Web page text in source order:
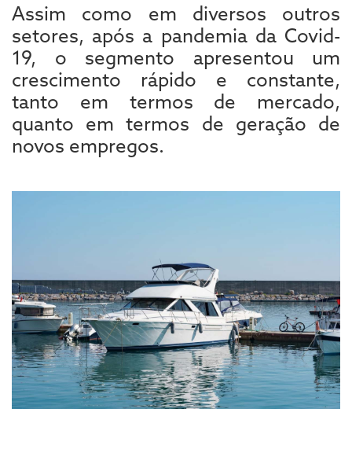
Assim como em diversos outros
setores, após a pandemia da Covid-
19, o segmento apresentou um
crescimento rápido e constante,
tanto em termos de mercado,
quanto em termos de geração de
novos empregos.